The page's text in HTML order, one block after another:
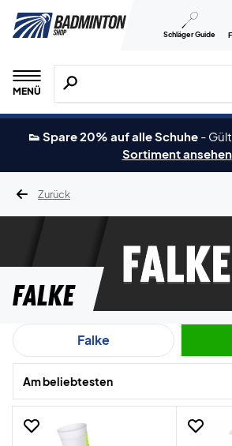
Schläger Guide
MENÜ
Suche nach Produkten,
👟 Spare 20% auf alle Schuhe -
Sortiment ansehen
Zurück
Falke
Falke
Am beliebtesten